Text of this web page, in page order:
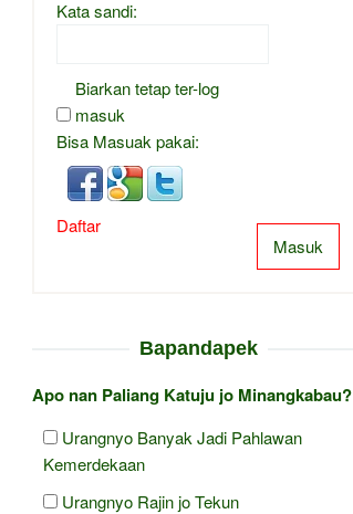
Kata sandi:
Biarkan tetap ter-log
masuk
Bisa Masuak pakai:
Masuk
Daftar
Bapandapek
Apo nan Paliang Katuju jo Minangkabau?
Urangnyo Banyak Jadi Pahlawan
Kemerdekaan
Urangnyo Rajin jo Tekun